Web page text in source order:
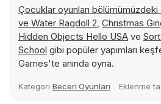
Çocuklar oyunları bölümümüzdeki
ve Water Ragdoll 2, Christmas
Hidden Objects Hello USA ve
School gibi popüler yapımları
Games'te anında oyna.
Kategori Beceri Oyunları Eklenme